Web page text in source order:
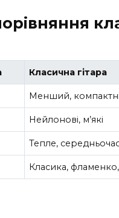
Класична гітара
Менший,
Нейлонові, м’які
Тепле,
Класика,